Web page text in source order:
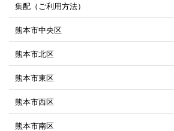
集配（ご利用方法）
熊本市中央区
熊本市北区
熊本市東区
熊本市西区
熊本市南区